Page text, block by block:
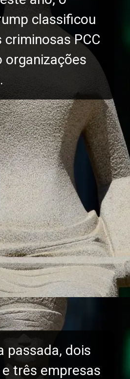
classificou
PCC
organizações
passada, dois
três empresas